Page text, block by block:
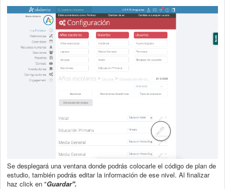
Se desplegará una ventana donde podrás colocarle el código de plan de
estudio, también podrás editar la información de ese nivel. Al finalizar
haz click en "Guardar".